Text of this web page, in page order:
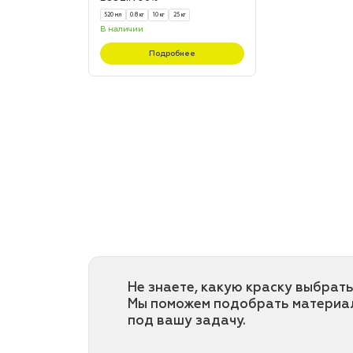
520 мл 0.8 кг 10 кг 25 кг
В наличии
Подробнее
Не знаете, какую краску
Мы поможем подобрать
под вашу задачу.